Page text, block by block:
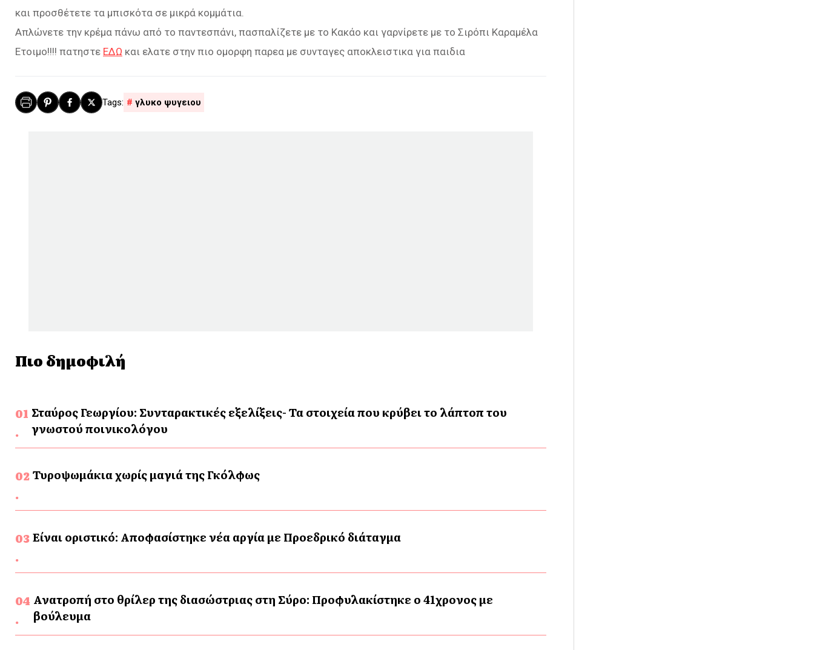
και προσθέτετε τα μπισκότα σε μικρά κομμάτια.
Απλώνετε την κρέμα πάνω από το παντεσπάνι, πασπαλίζετε με το Κακάο και γαρνίρετε με το Σιρόπι Καραμέλα
Ετοιμο!!!! πατηστε ΕΔΩ και ελατε στην πιο ομορφη παρεα με συνταγες αποκλειστικα για παιδια
γλυκο ψυγειου
Πιο δημοφιλή
Σταύρος Γεωργίου: Συνταρακτικές εξελίξεις- Τα στοιχεία που κρύβει το λάπτοπ του
γνωστού ποινικολόγου
Τυροψωμάκια χωρίς μαγιά της Γκόλφως
Είναι οριστικό: Αποφασίστηκε νέα αργία με Προεδρικό διάταγμα
Ανατροπή στο θρίλερ της διασώστριας στη Σύρο: Προφυλακίστηκε ο 41χρονος με
βούλευμα